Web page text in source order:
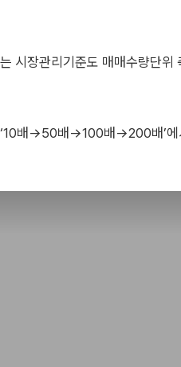
시장관리기준도 매매수량단위
‘10배→50배→100배→200배